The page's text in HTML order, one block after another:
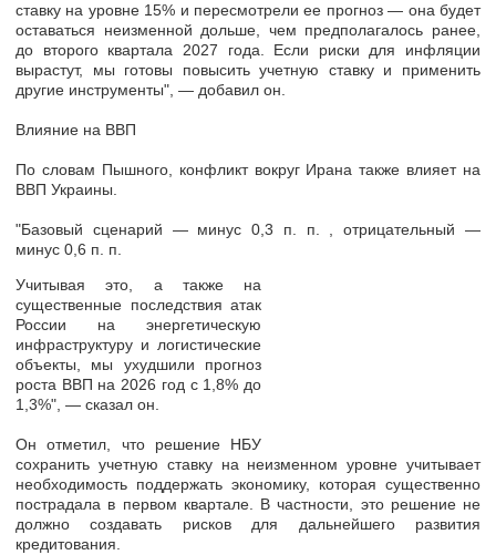
ставку на уровне 15% и пересмотрели ее прогноз — она будет
оставаться неизменной дольше, чем предполагалось ранее,
до второго квартала 2027 года. Если риски для инфляции
вырастут, мы готовы повысить учетную ставку и применить
другие инструменты", — добавил он.
Влияние на ВВП
По словам Пышного, конфликт вокруг Ирана также влияет на
ВВП Украины.
"Базовый сценарий — минус 0,3 п. п. , отрицательный —
минус 0,6 п. п.
Учитывая это, а также на
существенные последствия атак
России на энергетическую
инфраструктуру и логистические
объекты, мы ухудшили прогноз
роста ВВП на 2026 год с 1,8% до
1,3%", — сказал он.
Он отметил, что решение НБУ
сохранить учетную ставку на неизменном уровне учитывает
необходимость поддержать экономику, которая существенно
пострадала в первом квартале. В частности, это решение не
должно создавать рисков для дальнейшего развития
кредитования.